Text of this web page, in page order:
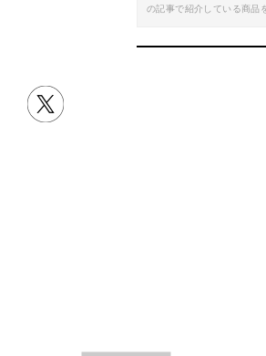
の記事で紹介している商品